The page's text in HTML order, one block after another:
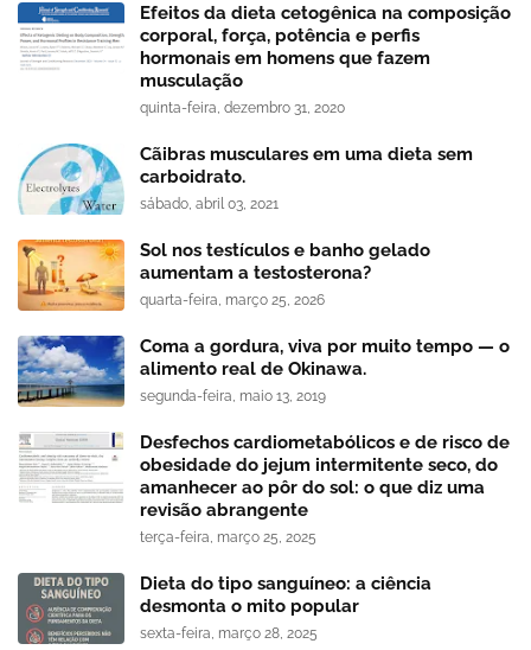
Efeitos da dieta cetogênica na composição
corporal, força, potência e perfis
hormonais em homens que fazem
musculação
quinta-feira, dezembro 31, 2020
Cãibras musculares em uma dieta sem
carboidrato.
sábado, abril 03, 2021
Sol nos testículos e banho gelado
aumentam a testosterona?
quarta-feira, março 25, 2026
Coma a gordura, viva por muito tempo — o
alimento real de Okinawa.
segunda-feira, maio 13, 2019
Desfechos cardiometabólicos e de risco de
obesidade do jejum intermitente seco, do
amanhecer ao pôr do sol: o que diz uma
revisão abrangente
terça-feira, março 25, 2025
Dieta do tipo sanguíneo: a ciência
desmonta o mito popular
sexta-feira, março 28, 2025